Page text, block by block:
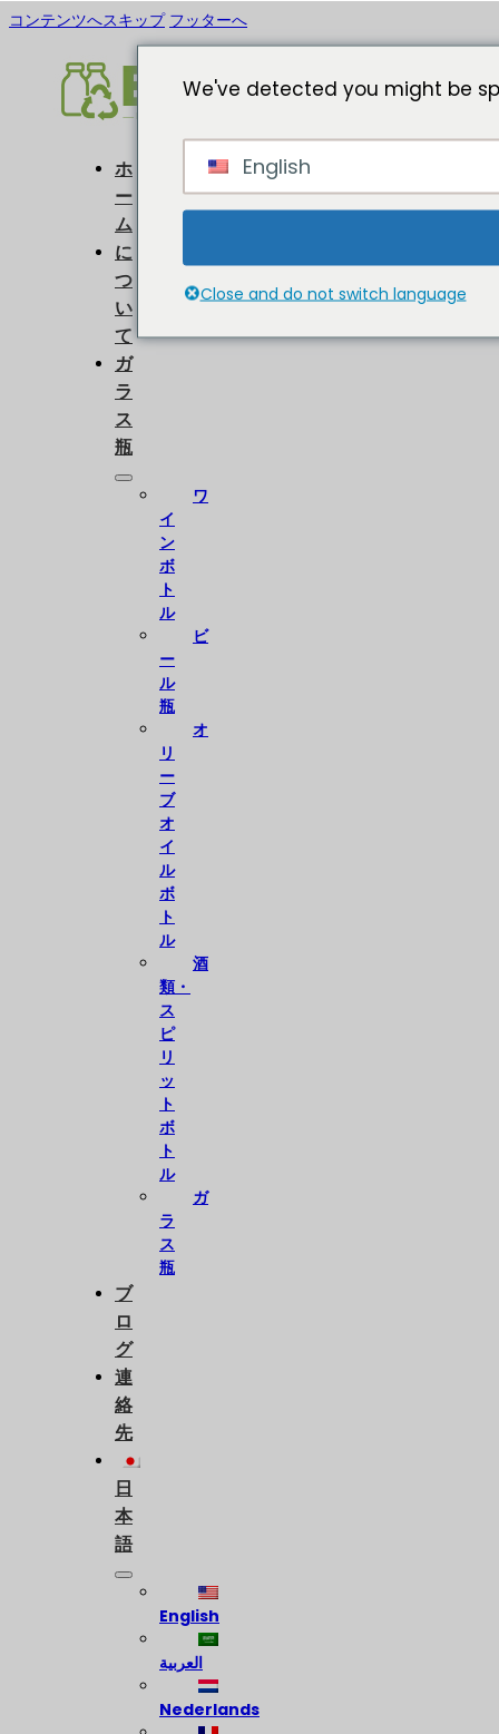
コンテンツへスキップ フッターへ
ホ
ー
ム
に
つ
い
て
ガ
ラ
ス
瓶
ワ
イ
ン
ボ
ト
ル
ビ
ー
ル
瓶
オ
リ
ー
ブ
オ
イ
ル
ボ
ト
ル
酒
類・
ス
ピ
リ
ッ
ト
ボ
ト
ル
ガ
ラ
ス
瓶
ブ
ロ
グ
連
絡
先
日
本
語
English
العربية
Nederlands
We've detected you might be
English
Close and do not switch language